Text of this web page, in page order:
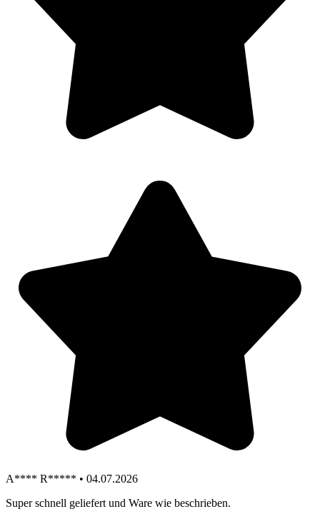
A**** R***** • 04.07.2026
Super schnell geliefert und Ware wie beschrieben.